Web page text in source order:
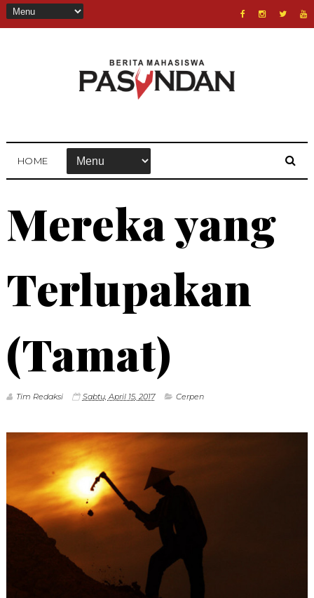
HOME
Mereka yang
Terlupakan
(Tamat)
Tim Redaksi Sabtu, April 15, 2017 Cerpen